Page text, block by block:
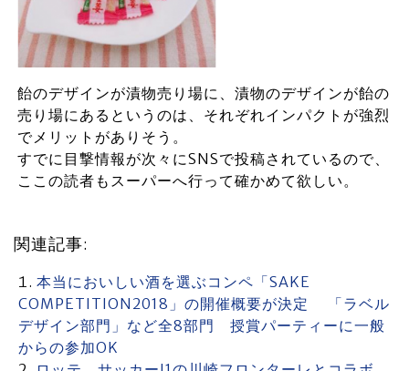
飴のデザインが漬物売り場に、漬物のデザインが飴の
売り場にあるというのは、それぞれインパクトが強烈
でメリットがありそう。
すでに目撃情報が次々にSNSで投稿されているので、
ここの読者もスーパーへ行って確かめて欲しい。
関連記事:
本当においしい酒を選ぶコンペ「SAKE
COMPETITION2018」の開催概要が決定 「ラベル
デザイン部門」など全8部門 授賞パーティーに一般
からの参加OK